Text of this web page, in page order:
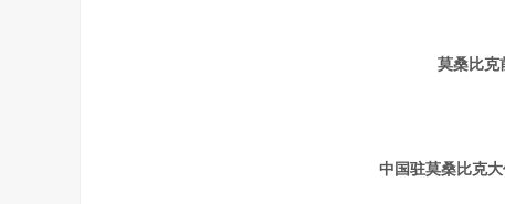
莫桑比克
中国驻莫桑比克